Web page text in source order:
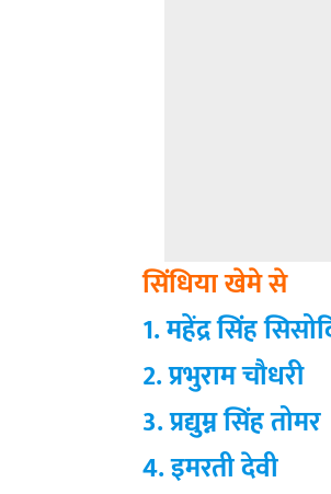
सिंधिया खेमे से
1. महेंद्र सिंह
2. प्रभुराम चौधरी
3. प्रद्युम्न सिंह तोमर
4. इमरती देवी